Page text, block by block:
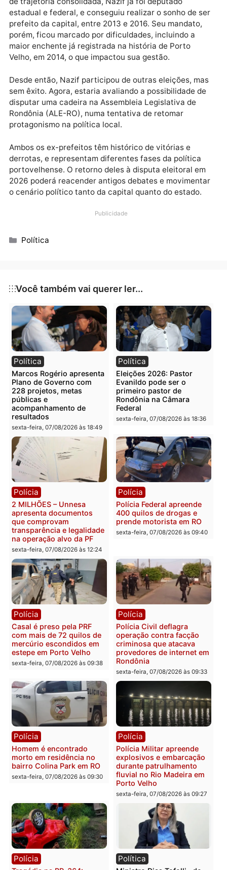
representar novamente sua base eleitoral fiel,
especialmente os setores mais ligados à esquerda.
JáMauro Nazif, que enfrentou Sobrinho no segundo
turno das eleições municipais de 2004, também
de trajetória consolidada, Nazif já foi deputado
estadual e federal, e conseguiu realizar o sonho de
prefeito da capital, entre 2013 e 2016. Seu mandato,
porém, ficou marcado por dificuldades, incluindo a
maior enchente já registrada na história de Porto
Velho, em 2014, o que impactou sua gestão.
Desde então, Nazif participou de outras eleições,
sem êxito. Agora, estaria avaliando a possibilidade
disputar uma cadeira na Assembleia Legislativa de
protagonismo na política local.
Ambos os ex-prefeitos têm histórico de vitórias e
o cenário político tanto da capital quanto do estado.
Publicidade
Categorias
Política
Você também vai querer ler...
Política
Marcos Rogério apresenta
Plano de Governo com
228 projetos, metas
públicas e
acompanhamento de
resultados
sexta-feira, 07/08/2026 às 18:49
Política
Eleições 2026: Pastor
Evanildo pode ser o
primeiro pastor de
Rondônia na Câmara
Federal
Polícia
2 MILHÕES – Unnesa
apresenta documentos
que comprovam
transparência e legalidade
na operação alvo da PF
sexta-feira, 07/08/2026 às 12:24
Polícia
Polícia Federal apreende
400 quilos de drogas e
prende motorista em RO
sexta-feira, 07/08/2026 às
Polícia
Casal é preso pela PRF
estepe em Porto Velho
sexta-feira, 07/08/2026 às 09:38
Polícia
Polícia Civil deflagra
operação contra facção
criminosa que atacava
provedores de internet
Rondônia
sexta-feira, 07/08/2026 às